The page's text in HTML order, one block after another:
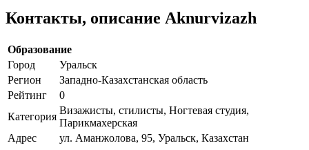
Контакты, описание Aknurvizazh
Образование
Город
Уральск
Регион
Западно-Казахстанская область
Рейтинг
0
Категория
Визажисты, стилисты, Ногтевая студия,
Парикмахерская
Адрес
ул. Аманжолова, 95, Уральск, Казахстан